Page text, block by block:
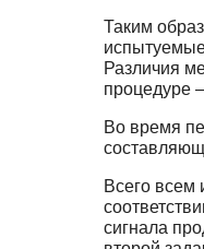
Таким
Различия
процедуре
Во время
Всего всем
сигнала